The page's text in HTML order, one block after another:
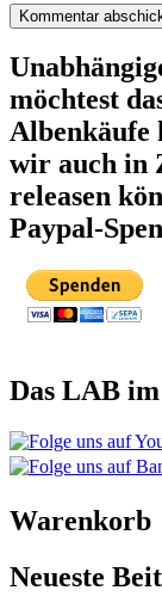
möchtest
Albenkäufe
wir auch in
releasen
Paypal-
Das LAB
Warenkorb
Neueste